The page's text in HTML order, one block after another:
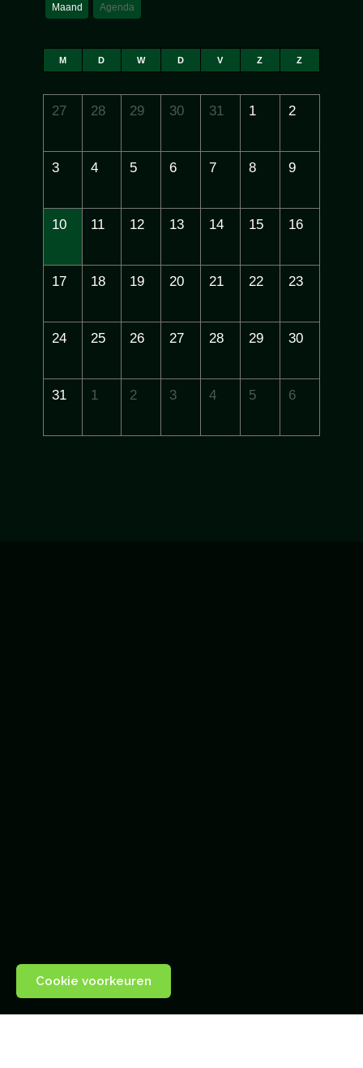
Cookie voorkeuren
Maand Agenda
M D W D V Z Z
27 28 29 30 31 1 2
3 4 5 6 7 8 9
10 11 12 13 14 15 16
17 18 19 20 21 22 23
24 25 26 27 28 29 30
31 1 2 3 4 5 6